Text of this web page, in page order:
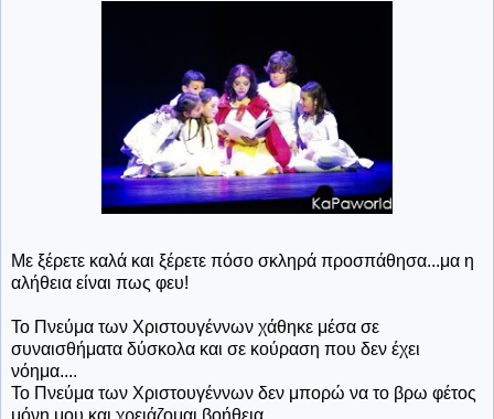
Με ξέρετε καλά και ξέρετε πόσο σκληρά προσπάθησα...μα η
αλήθεια είναι πως φευ!
Το Πνεύμα των Χριστουγέννων χάθηκε μέσα σε
συναισθήματα δύσκολα και σε κούραση που δεν έχει
νόημα....
Το Πνεύμα των Χριστουγέννων δεν μπορώ να το βρω φέτος
μόνη μου και χρειάζομαι βοήθεια...